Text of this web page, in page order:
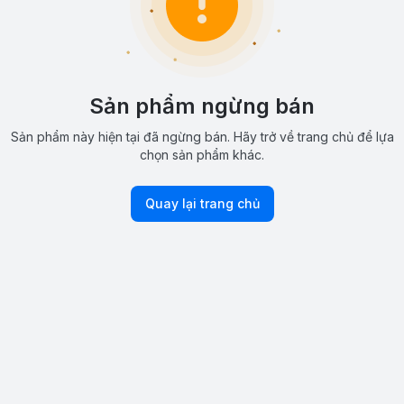
Sản phẩm ngừng bán
Sản phẩm này hiện tại đã ngừng bán. Hãy trở về trang chủ để lựa
chọn sản phẩm khác.
Quay lại trang chủ